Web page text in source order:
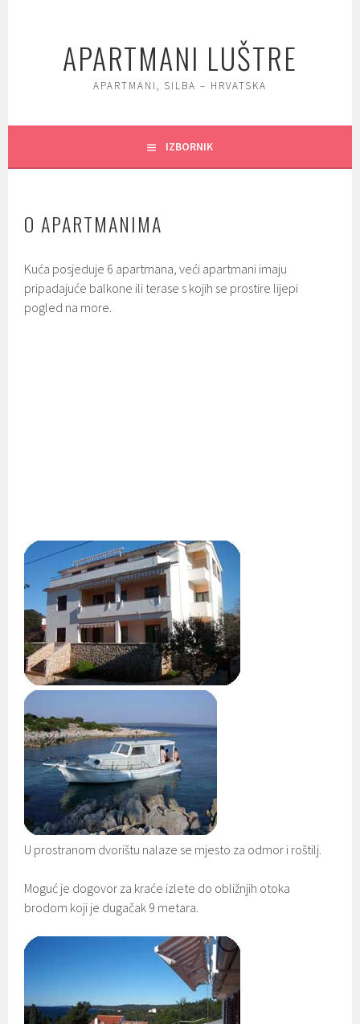
APARTMANI LUŠTRE
APARTMANI, SILBA – HRVATSKA
IZBORNIK
O APARTMANIMA
Kuća posjeduje 6 apartmana, veći apartmani imaju
pripadajuće balkone ili terase s kojih se prostire lijepi
pogled na more.
U prostranom dvorištu nalaze se mjesto za odmor i roštilj.
Moguć je dogovor za kraće izlete do obližnjih otoka
brodom koji je dugačak 9 metara.